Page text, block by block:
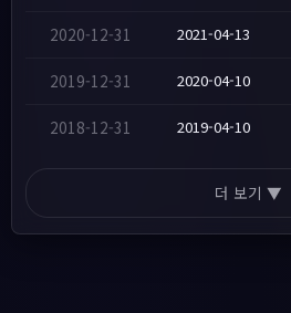
2020-12-31 2021-04-13
2019-12-31 2020-04-10
2018-12-31 2019-04-10
더 보기 ▼